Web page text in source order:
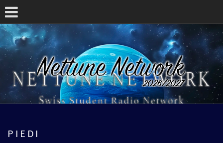
PIEDI